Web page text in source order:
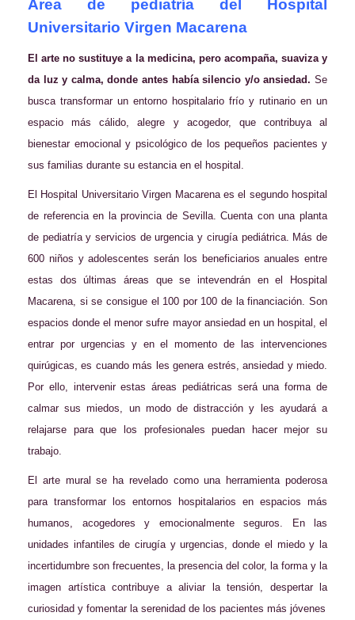
Área de pediatría del Hospital
Universitario Virgen Macarena
El arte no sustituye a la medicina, pero acompaña, suaviza y
da luz y calma, donde antes había silencio y/o ansiedad.Se
busca transformar un entorno hospitalario frío y rutinario en un
espacio más cálido, alegre y acogedor, que contribuya al
bienestar emocional y psicológico de los pequeños pacientes y
sus familias durante su estancia en el hospital.
El Hospital Universitario Virgen Macarena es el segundo hospital
de referencia en la provincia de Sevilla. Cuenta con una planta
de pediatría y servicios de urgencia y cirugía pediátrica. Más de
600 niños y adolescentes serán los beneficiarios anuales entre
estas dos últimas áreas que se intevendrán en el Hospital
Macarena, si se consigue el 100 por 100 de la financiación. Son
espacios donde el menor sufre mayor ansiedad en un hospital, el
entrar por urgencias y en el momento de las intervenciones
quirúgicas, es cuando más les genera estrés, ansiedad y miedo.
Por ello, intervenir estas áreas pediátricas será una forma de
calmar sus miedos, un modo de distracción y les ayudará a
relajarse para que los profesionales puedan hacer mejor su
trabajo.
El arte mural se ha revelado como una herramienta poderosa
para transformar los entornos hospitalarios en espacios más
humanos, acogedores y emocionalmente seguros. En las
unidades infantiles de cirugía y urgencias, donde el miedo y la
incertidumbre son frecuentes, la presencia del color, la forma y la
imagen artística contribuye a aliviar la tensión, despertar la
curiosidad y fomentar la serenidad de los pacientes más jóvenes